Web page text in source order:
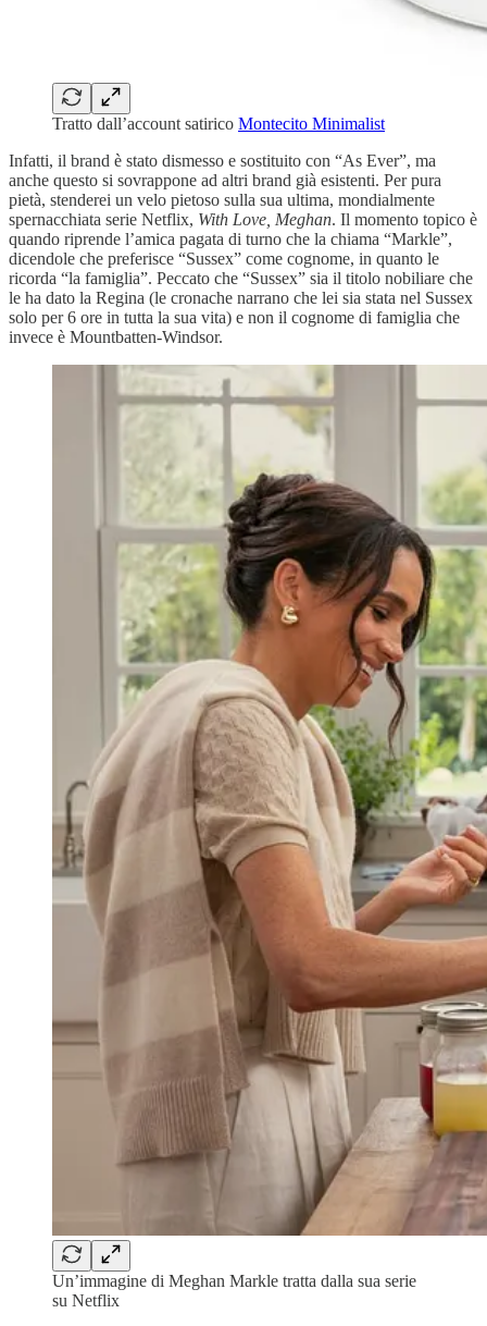
Tratto dall’account satirico Montecito Minimalist
Infatti, il brand è stato dismesso e sostituito con “As Ever”, ma
anche questo si sovrappone ad altri brand già esistenti. Per pura
pietà, stenderei un velo pietoso sulla sua ultima, mondialmente
spernacchiata serie Netflix, With Love, Meghan. Il momento topico è
quando riprende l’amica pagata di turno che la chiama “Markle”,
dicendole che preferisce “Sussex” come cognome, in quanto le
ricorda “la famiglia”. Peccato che “Sussex” sia il titolo nobiliare che
le ha dato la Regina (le cronache narrano che lei sia stata nel Sussex
solo per 6 ore in tutta la sua vita) e non il cognome di famiglia che
invece è Mountbatten-Windsor.
Un’immagine di Meghan Markle tratta dalla sua serie
su Netflix